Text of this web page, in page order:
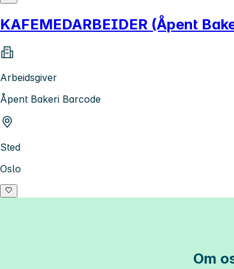
KAFEMEDARBEIDER (Åpent
Arbeidsgiver
Åpent Bakeri Barcode
Sted
Oslo
Om